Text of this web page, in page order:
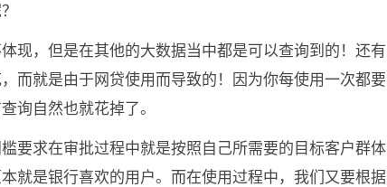
现，但是在其他的大数据当中都是可以查询到的！还有
而就是由于网贷使用而导致的！因为你每使用一次都要
询自然也就花掉了。
要求在审批过程中就是按照自己所需要的目标客户群体
就是银行喜欢的用户。而在使用过程中，我们又要根据